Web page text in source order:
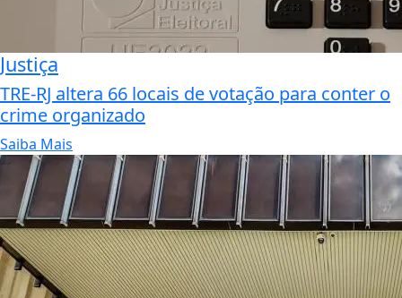
Justiça
TRE-RJ altera 66 locais de votação para conter o
crime organizado
Saiba Mais